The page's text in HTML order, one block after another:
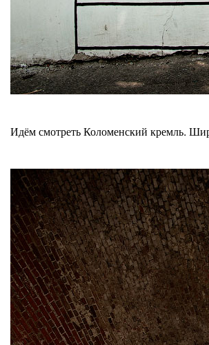
Идём смотреть Коломенский кремль.